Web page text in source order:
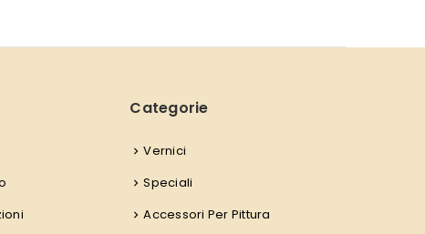
Categorie
Vernici
Speciali
Accessori Per Pittura